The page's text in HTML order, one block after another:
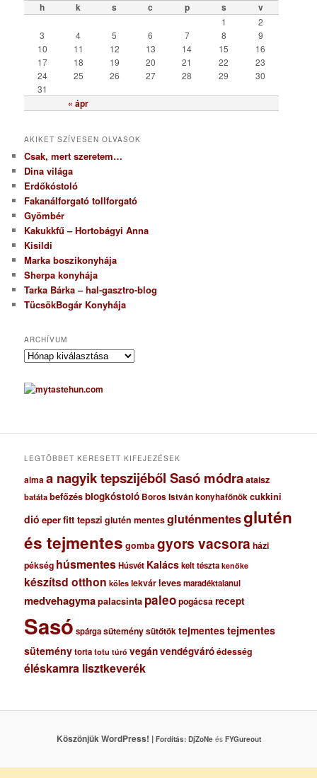
r
h k s c p s v
« ápr
1
2
3
4 5 6 7 8
9
10
11 12 13 14 15
16
17
18 19 20 21 22
23
24
25 26 27 28 29
30
31
AKIKET SZÍVESEN OLVASOK
Csak, mert szeretem…
Dina világa
Erdőkóstoló
Fakanálforgató tollforgató
Gyömbér
Kakukkfű – Hortobágyi Anna
Kisildi
Marka boszikonyhája
Sherpa konyhája
Tarka Bárka – hal-gasztro-blog
TücsökBogár Konyhája
ARCHÍVUM
A
c
h
u
LEGTÖBBET KERESETT KIFEJEZÉSEK
almaa nagyik tepszijéből Sasó módraataisz
batáta befőzésblogkóstoló Boros István konyhafőnökcukkini
dió eperfitt tepszi glutén mentesgluténmentesglutén
és tejmentes gombagyors vacsora házi
pékség húsmentesHúsvét Kalácskelt tészta kenőke
készítsd otthon köles lekvárlevesmaradéktalanul
medvehagymapalacsinta paleopogácsa recept
Sasó spárgasüteménysütőtöktejmentestejmentes
süteménytorta totu túró vegánvendégváróédesség
éléskamra lisztkeverék
Köszönjük WordPress! | Fordítás: DjZoNeés FYGureout